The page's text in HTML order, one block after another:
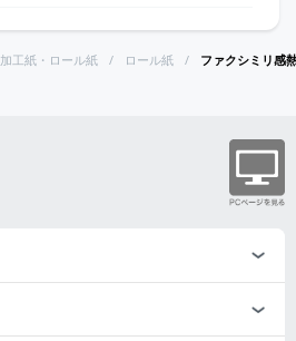
加工紙・ロール紙 ロール紙 ファクシミリ感